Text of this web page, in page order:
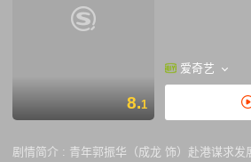
8.1
爱奇艺
剧情简介 : 青年郭振华（成龙 饰）赴港谋求发